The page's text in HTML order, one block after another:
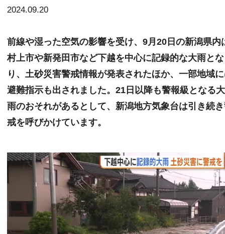
2024.09.20
前線や湿った空気の影響を受け、9月20日の新潟県内
村上市や新発田市など下越を中心に記録的な大雨とな
り、土砂災害警戒情報が発表されたほか、一部地域
避難指示も出されました。21日以降も警報級となる大
雨のおそれがあるとして、新潟地方気象台は引き続
戒を呼びかけています。